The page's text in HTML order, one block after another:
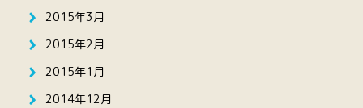
2015年3月
2015年2月
2015年1月
2014年12月